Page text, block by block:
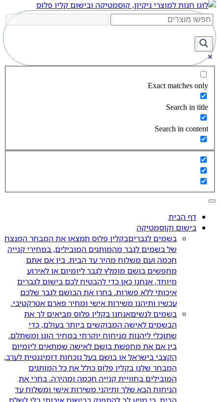
Exact matches only
Search in title
Search in content
דף הבית
בישום וקוסמטיקה
בשמים לגבריםבקלין פלוס תמצאו את המבחר המנצח
של בשמים לגבר מהמותגים המובילים, במחירי קנייה
חכמה ועם משלוח מהיר עד הבית. בין אם אתם
מחפשים בושם מומלץ לגבר ליומיום או לאירוע
מיוחד, אנחנו כאן כדי להבטיח לכם בישום לגברים
איכותי ללא פשרות. בחרו את הבושם לגבר שלכם
עכשיו ותיהנו משירות אישי ומחיר פארם אטרקטיבי.
בשמים לנשיםאנחנו בקלין פלוס מביאים לך את
הבשמים לאישה המבוקשים ביותר בעולם, כדי
שתוכלי ליהנות מניחוח יוקרתי במחיר הוגן ומשתלם.
בין אם את מחפשת בושם לאישה שמתאים ליומיום
הקצבי בישראל או בושם בעל נוכחות דומיננטית לערב,
המבחר שלנו בקלין פלוס כולל את כל המותגים
המובילים בחוויית קנייה חכמה ומהירה. בחרי את
הניחוח הבא שלך ותיהני משירות אישי ומשלוח עד